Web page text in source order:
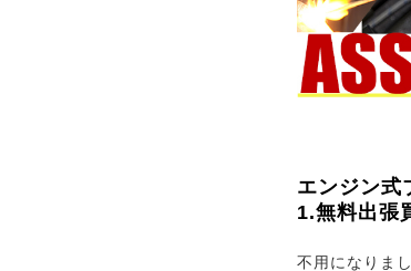
エンジン式
1.無料出張
不用になりま